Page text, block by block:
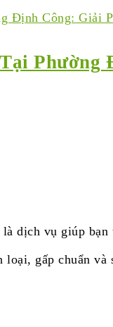
dịch vụ giúp
gấp chuẩn và